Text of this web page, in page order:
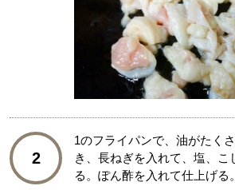
2
1のフライパンで、油がたく
き、長ねぎを入れて、塩、こ
る。ぽん酢を入れて仕上げる。